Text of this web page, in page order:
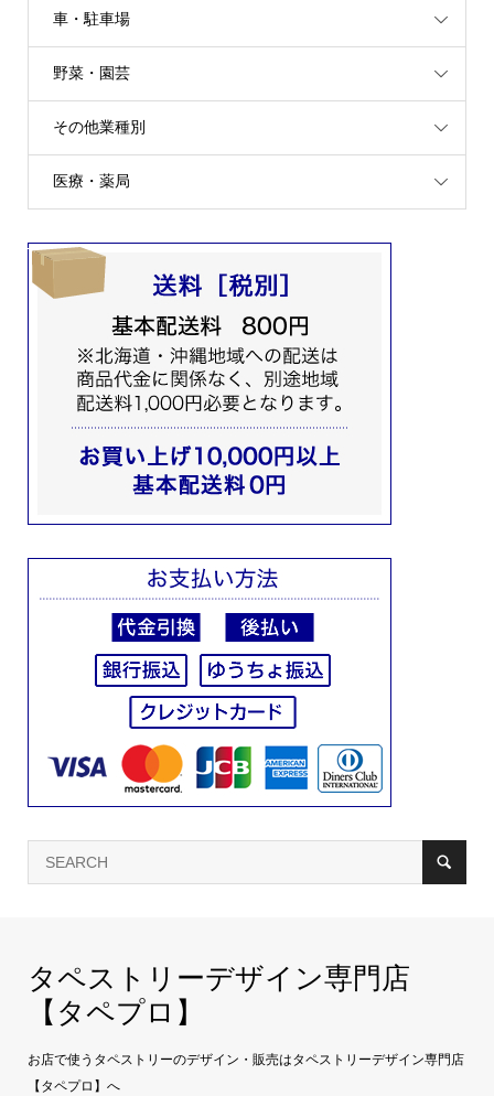
車・駐車場
野菜・園芸
その他業種別
医療・薬局
タペストリーデザイン専門店
【タペプロ】
お店で使うタペストリーのデザイン・販売はタペストリーデザイン専門店
【タペプロ】へ